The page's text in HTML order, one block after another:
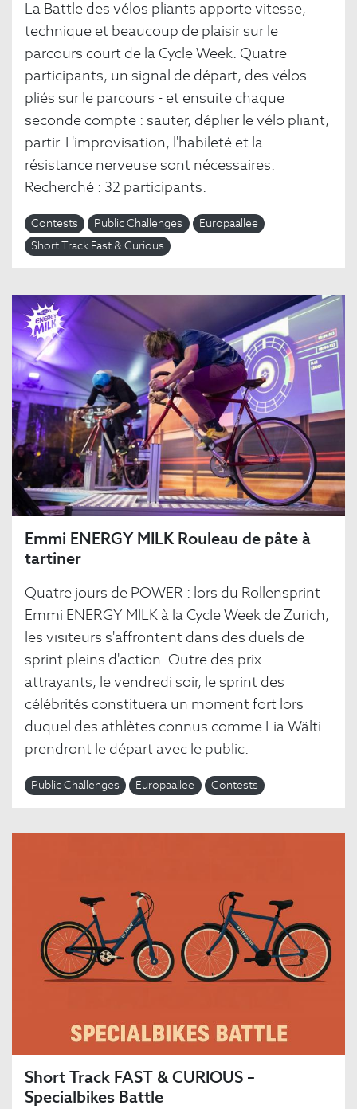
La Battle des vélos pliants apporte vitesse,
technique et beaucoup de plaisir sur le
parcours court de la Cycle Week. Quatre
participants, un signal de départ, des vélos
pliés sur le parcours - et ensuite chaque
seconde compte : sauter, déplier le vélo pliant,
partir. L'improvisation, l'habileté et la
résistance nerveuse sont nécessaires.
Recherché : 32 participants.
Contests Public Challenges
Europaallee
Short Track Fast & Curious
Emmi ENERGY MILK Rouleau de pâte à
tartiner
Quatre jours de POWER : lors du Rollensprint
Emmi ENERGY MILK à la Cycle Week de Zurich,
les visiteurs s'affrontent dans des duels de
sprint pleins d'action. Outre des prix
attrayants, le vendredi soir, le sprint des
célébrités constituera un moment fort lors
duquel des athlètes connus comme Lia Wälti
prendront le départ avec le public.
Public Challenges Europaallee Contests
Short Track FAST & CURIOUS –
Specialbikes Battle